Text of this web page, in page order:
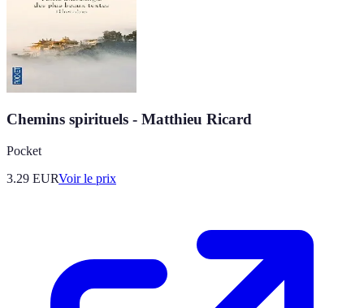
Chemins spirituels - Matthieu Ricard
Pocket
3.29 EURVoir le prix